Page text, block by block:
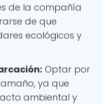
de la compañía
de que
ecológicos y
Optar por
ya que
ambiental y